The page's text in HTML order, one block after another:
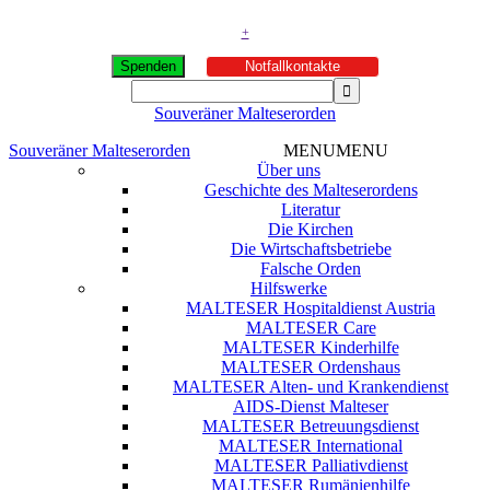
+
Spenden Notfallkontakte
Souveräner Malteserorden
Souveräner Malteserorden
MENUMENU
Über uns
Geschichte des Malteserordens
Literatur
Die Kirchen
Die Wirtschaftsbetriebe
Falsche Orden
Hilfswerke
MALTESER Hospitaldienst Austria
MALTESER Care
MALTESER Kinderhilfe
MALTESER Ordenshaus
MALTESER Alten- und Krankendienst
AIDS-Dienst Malteser
MALTESER Betreuungsdienst
MALTESER International
MALTESER Palliativdienst
MALTESER Rumänienhilfe